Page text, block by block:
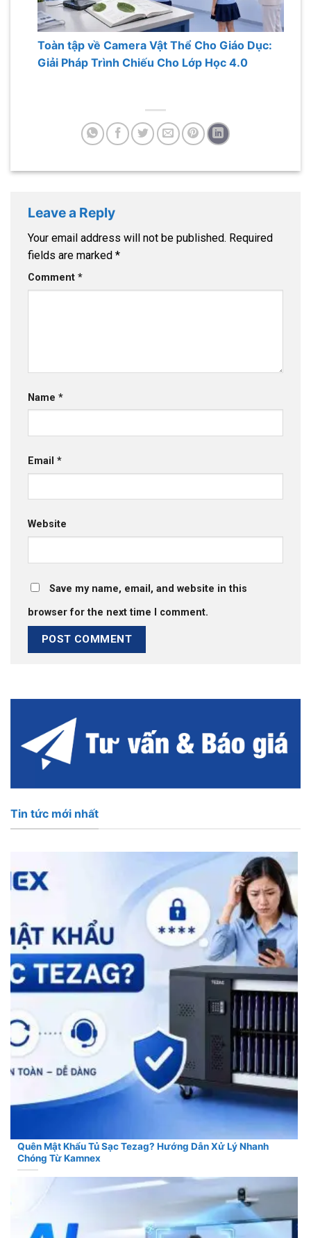
Toàn tập về Camera Vật Thể Cho Giáo Dục:
Giải Pháp Trình Chiếu Cho Lớp Học 4.0
Leave a Reply
Your email address will not be published. Required
fields are marked *
Comment *
Name *
Email *
Website
Save my name, email, and website in this
browser for the next time I comment.
Tin tức mới nhất
Quên Mật Khẩu Tủ Sạc Tezag? Hướng Dẫn Xử Lý Nhanh
Chóng Từ Kamnex